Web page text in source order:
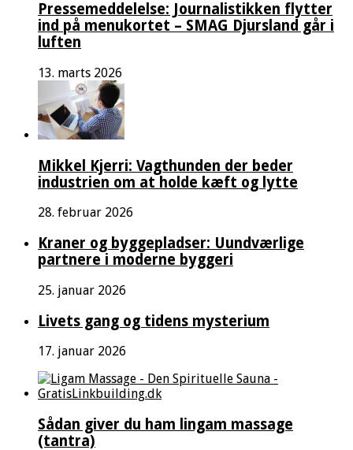
Pressemeddelelse: Journalistikken flytter
ind på menukortet – SMAG Djursland går i
luften
13. marts 2026
Mikkel Kjerri: Vagthunden der beder
industrien om at holde kæft og lytte
28. februar 2026
Kraner og byggepladser: Uundværlige
partnere i moderne byggeri
25. januar 2026
Livets gang og tidens mysterium
17. januar 2026
Sådan giver du ham lingam massage
(tantra)